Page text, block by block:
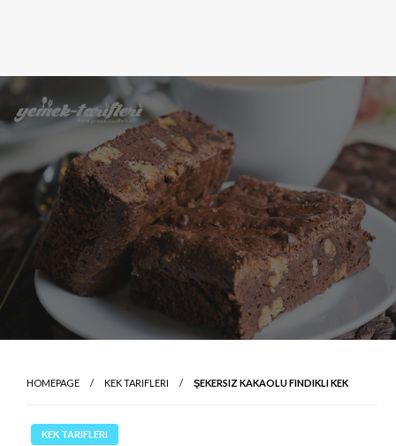
HOMEPAGE KEK TARIFLERI ŞEKERSIZ KAKAOLU FINDIKLI KEK
KEK TARIFLERI